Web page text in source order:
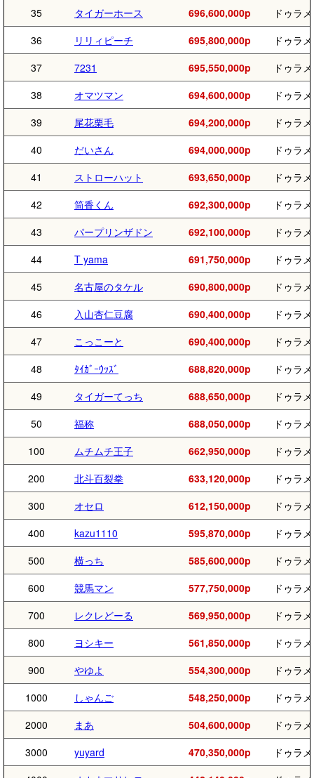
35 タイガーホース 696,600,000p
ドゥラ
36
リリィピーチ 695,800,000p
ドゥラ
37
7231 695,550,000p
ドゥラ
38
オマツマン 694,600,000p
ドゥラ
39
尾花栗毛 694,200,000p
ドゥラ
40
だいさん 694,000,000p
ドゥラ
41
ストローハット 693,650,000p
ドゥラ
42
筒香くん 692,300,000p
ドゥラ
43
パープリンザドン 692,100,000p
ドゥラ
44
T yama 691,750,000p
ドゥラ
45
名古屋のタケル 690,800,000p
ドゥラ
46
入山杏仁豆腐 690,400,000p
ドゥラ
47
こっこーと 690,400,000p
ドゥラ
48
ﾀｲｶﾞｰｳｯｽﾞ 688,820,000p
ドゥラ
49
タイガーてっち 688,650,000p
ドゥラ
50
福称 688,050,000p
ドゥラ
100
ムチムチ王子 662,950,000p
ドゥラ
200
北斗百裂拳 633,120,000p
ドゥラ
300
オセロ 612,150,000p
ドゥラ
400
kazu1110 595,870,000p
ドゥラ
500
横っち 585,600,000p
ドゥラ
600
競馬マン 577,750,000p
ドゥラ
700
レクレどーる 569,950,000p
ドゥラ
800
ヨシキー 561,850,000p
ドゥラ
900
やゆよ 554,300,000p
ドゥラ
1000
しゃんご 548,250,000p
ドゥラ
2000
まあ 504,600,000p
ドゥラ
3000
yuyard 470,350,000p
ドゥラ